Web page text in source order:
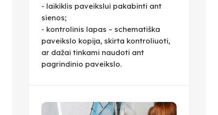
- laikiklis paveikslui pakabinti ant
sienos;
- kontrolinis lapas – schematiška
paveikslo kopija, skirta kontroliuoti,
ar dažai tinkami naudoti ant
pagrindinio paveikslo.